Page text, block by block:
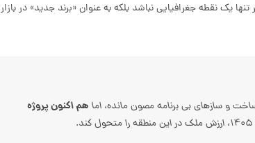
یک نقطه جغرافیایی نباشد بلکه به عنوان «برند جدید» در بازار
و سازهای بی برنامه مصون مانده، اما هم اکنون پروژه